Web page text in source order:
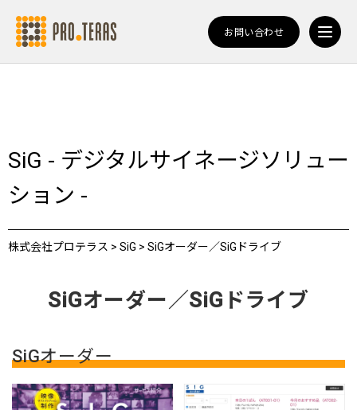
お問い合わせ
SiG - デジタルサイネージソリュー
ション -
株式会社プロテラス > SiG > SiGオーダー／SiGドライブ
SiGオーダー／SiGドライブ
SiGオーダー